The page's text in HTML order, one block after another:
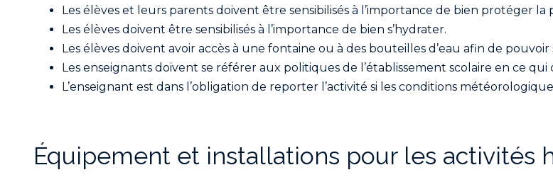
Les élèves et leurs parents doivent être sensibilisés à l’importance de bien protéger la
Les élèves doivent être sensibilisés à l’importance de bien s’hydrater.
Les élèves doivent avoir accès à une fontaine ou à des bouteilles d’eau afin de
Les enseignants doivent se référer aux politiques de l’établissement scolaire en ce
L’enseignant est dans l’obligation de reporter l’activité si les conditions
Équipement et installations pour les activités